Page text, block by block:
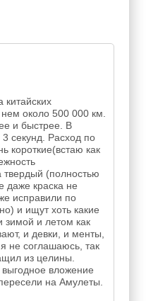
около 500 000 км.
и быстрее. В
секунд. Расход по
короткие(встаю как
твердый (полностью
даже краска не
исправили по
и ищут хоть какие
зимой и летом как
и девки, и менты,
не соглашаюсь, так
из целины.
вложение
на Амулеты.